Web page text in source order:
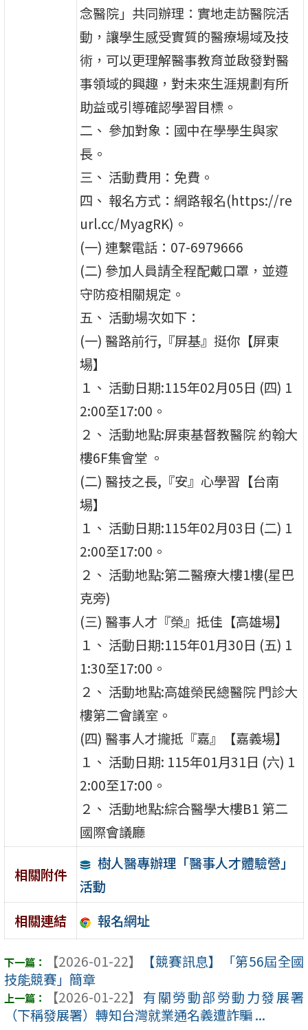
念醫院」共同辦理：實地走訪醫院活
動，讓學生感受實質的醫療場域及技
術，可以更理解醫事教育並啟發對醫
事領域的興趣，對未來生涯規劃有所
助益或引導確認學習目標。
二、 參加對象：國中在學學生與家
長。
三、 活動費用：免費。
四、 報名方式：網路報名(https://re
url.cc/MyagRK)。
(一) 連繫電話：07-6979666
(二) 參加人員請全程配戴口罩，並遵
守防疫相關規定。
五、 活動場次如下：
(一) 醫路前行,『屏基』挺你【屏東
場】
１、 活動日期:115年02月05日 (四) 1
2:00至17:00。
２、 活動地點:屏東基督教醫院 約翰大
樓6F集會堂 。
(二) 醫技之長,『安』心學習【台南
場】
１、 活動日期:115年02月03日 (二) 1
2:00至17:00。
２、 活動地點:第二醫療大樓1樓(星巴
克旁)
(三) 醫事人才『榮』抵佳【高雄場】
１、 活動日期:115年01月30日 (五) 1
1:30至17:00。
２、 活動地點:高雄榮民總醫院 門診大
樓第二會議室。
(四) 醫事人才攏抵『嘉』【嘉義場】
１、 活動日期: 115年01月31日 (六) 1
2:00至17:00。
２、 活動地點:綜合醫學大樓B1 第二
國際會議廳
相關附件
樹人醫專辦理「醫事人才體驗營」
活動
相關連結
報名網址
【2026-01-22】
【競賽訊息】「第56屆全國
技能競賽」簡章
【2026-01-22】 有關勞動部勞動力發展署
（下稱發展署）轉知台灣就業通名義遭詐騙 ...